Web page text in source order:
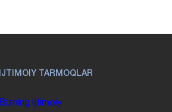
IJTIMOIY TARMOQLAR
Bizning ijtimoiy